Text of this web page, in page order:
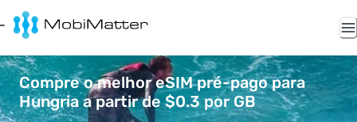
Compre o melhor eSIM pré-pago para
Hungria a partir de $0.3 por GB